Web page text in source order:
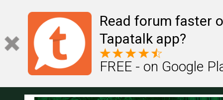
Read forum faster
Tapatalk app?
FREE - on Google